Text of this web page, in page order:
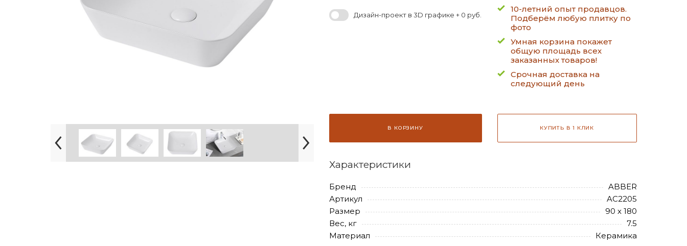
Дизайн-проект в 3D графике + 0 руб.
10-летний опыт продавцов.
Подберём любую плитку по
фото
Умная корзина покажет
общую площадь всех
заказанных товаров!
Срочная доставка на
следующий день
В КОРЗИНУ КУПИТЬ В 1 КЛИК
Характеристики
Бренд
ABBER
Артикул
AC2205
Размер
90 х 180
Вес, кг
7.5
Материал
Керамика